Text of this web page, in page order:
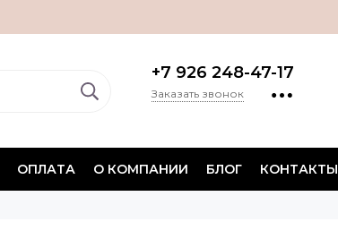
+7 926 248-47-17
Заказать звонок
ОПЛАТА О КОМПАНИИ БЛОГ КОНТАКТЫ